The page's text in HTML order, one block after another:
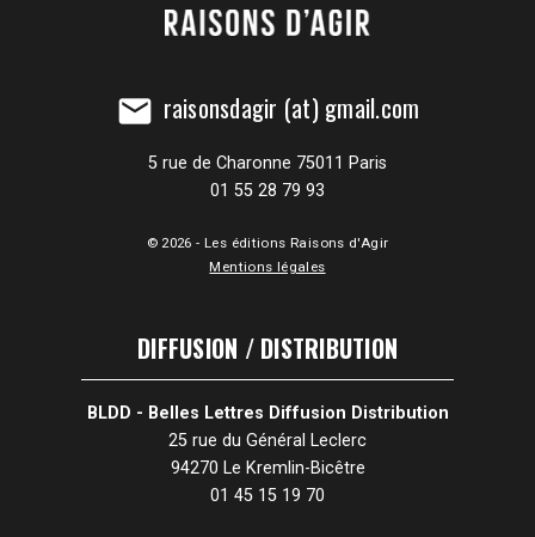
mail raisonsdagir (at) gmail.com
5 rue de Charonne 75011 Paris
01 55 28 79 93
© 2026 - Les éditions Raisons d'Agir
Mentions légales
DIFFUSION / DISTRIBUTION
BLDD - Belles Lettres Diffusion Distribution
25 rue du Général Leclerc
94270 Le Kremlin-Bicêtre
01 45 15 19 70